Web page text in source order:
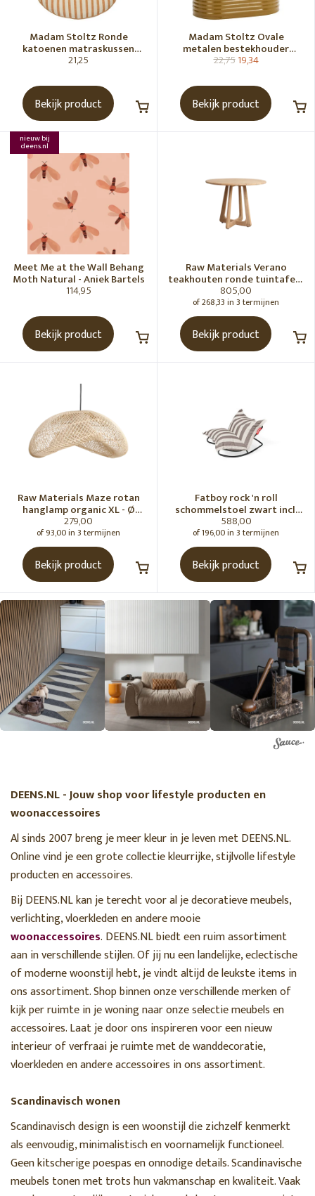
Madam Stoltz Ronde
katoenen matraskussen
Gebroken wit, donkere
21,25
Bekijk product
Madam Stoltz Ovale
metalen bestekhouder
Tapenade
22,7519,34
Bekijk product
nieuw bij
deens.nl
Meet Me at the Wall Behang
Moth Natural - Aniek Bartels
114,95
Bekijk product
Raw Materials Verano
teakhouten ronde tuintafel -
Ø100 cm
805,00
of 268,33 in 3 termijnen
Bekijk product
Raw Materials Maze rotan
hanglamp organic XL - Ø
75x31 cm
279,00
of 93,00 in 3 termijnen
Bekijk product
Fatboy rock 'n roll
schommelstoel zwart incl.
original Outdoor zitzak
Stripe Cacao
588,00
of 196,00 in 3 termijnen
Bekijk product
DEENS.NL - Jouw shop voor lifestyle producten en
woonaccessoires
Al sinds 2007 breng je meer kleur in je leven met DEENS.NL.
Online vind je een grote collectie kleurrijke, stijlvolle lifestyle
producten en accessoires.
Bij DEENS.NL kan je terecht voor al je decoratieve meubels,
verlichting, vloerkleden en andere mooie
woonaccessoires. DEENS.NL biedt een ruim assortiment
aan in verschillende stijlen. Of jij nu een landelijke, eclectische
of moderne woonstijl hebt, je vindt altijd de leukste items in
ons assortiment. Shop binnen onze verschillende merken of
kijk per ruimte in je woning naar onze selectie meubels en
accessoires. Laat je door ons inspireren voor een nieuw
interieur of verfraai je ruimte met de wanddecoratie,
vloerkleden en andere accessoires in ons assortiment.
Scandinavisch wonen
Scandinavisch design is een woonstijl die zichzelf kenmerkt
als eenvoudig, minimalistisch en voornamelijk functioneel.
Geen kitscherige poespas en onnodige details. Scandinavische
meubels tonen met trots hun vakmanschap en kwaliteit. Vaak